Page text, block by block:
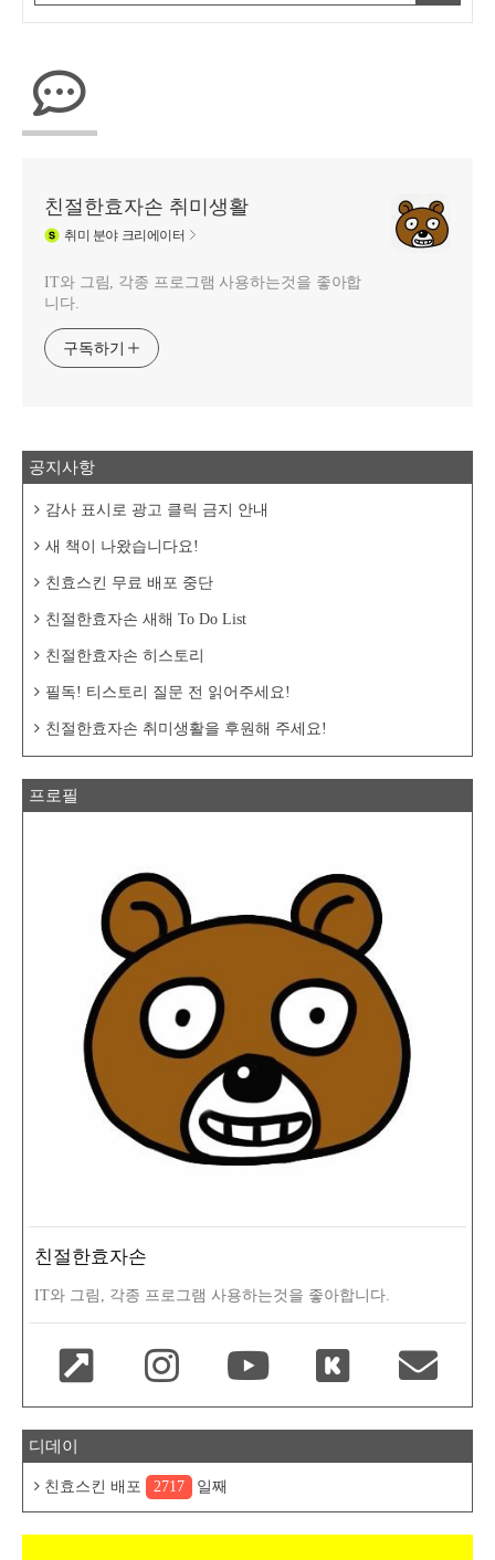
친절한효자손 취미생활
취미 분야 크리에이터
IT와 그림, 각종 프로그램 사용하는것을 좋아합
니다.
구독하기
공지사항
감사 표시로 광고 클릭 금지 안내
새 책이 나왔습니다요!
친효스킨 무료 배포 중단
친절한효자손 새해 To Do List
친절한효자손 히스토리
필독! 티스토리 질문 전 읽어주세요!
친절한효자손 취미생활을 후원해 주세요!
프로필
친절한효자손
IT와 그림, 각종 프로그램 사용하는것을 좋아합니다.
디데이
친효스킨 배포 2717 일째